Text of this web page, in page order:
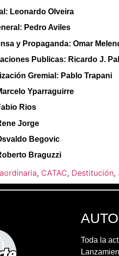
Leonardo Olveira
Pedro Aviles
y Propaganda: Omar
Publicas: Ricardo J.
Gremial: Pablo Trapani
Yparraguirre
Rios
Jorge
Begovic
Braguzzi
, CATAC, Destitución,
Toda la